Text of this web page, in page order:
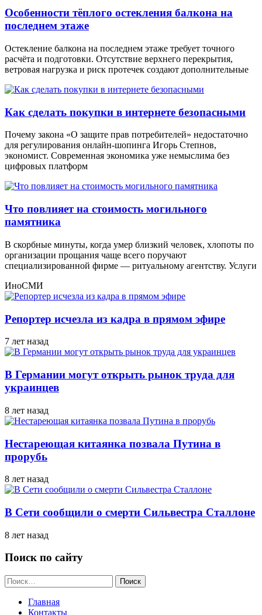
Особенности тёплого остекления балкона на
последнем этаже
Остекление балкона на последнем этаже требует точного
расчёта и подготовки. Отсутствие верхнего перекрытия,
ветровая нагрузка и риск протечек создают дополнительные
Как сделать покупки в интернете безопасными
Почему закона «О защите прав потребителей» недостаточно
для регулирования онлайн-шопинга Игорь Степнов,
экономист. Современная экономика уже немыслима без
цифровых платформ
Что повлияет на стоимость могильного
памятника
В скорбные минуты, когда умер близкий человек, хлопоты по
организации прощания чаще всего поручают
специализированной фирме — ритуальному агентству. Услуги
ИноСМИ
Репортер исчезла из кадра в прямом эфире
7 лет назад
В Германии могут открыть рынок труда для
украинцев
8 лет назад
Нестареющая китаянка позвала Путина в
прорубь
8 лет назад
В Сети сообщили о смерти Сильвестра Сталлоне
8 лет назад
Поиск по сайту
Найти:
Главная
Контакты